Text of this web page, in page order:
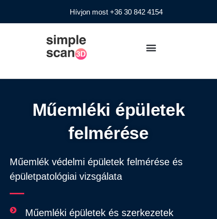
Hívjon most +36 30 842 4154
Műemléki épületek
felmérése
Műemlék védelmi épületek felmérése és
épületpatológiai vizsgálata
Műemléki épületek és szerkezetek